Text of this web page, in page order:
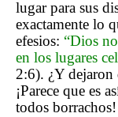
lugar para sus
exactamente lo
efesios: “Dios
en los lugares
2:6). ¿Y dejaron
¡Parece que es
todos borrachos!